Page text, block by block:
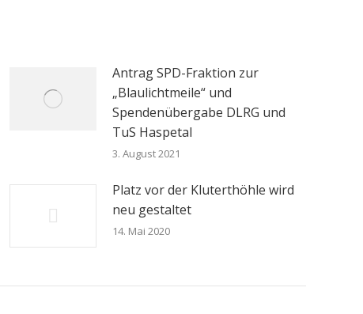
Antrag SPD-Fraktion zur
„Blaulichtmeile“ und
Spendenübergabe DLRG und
TuS Haspetal
3. August 2021
Platz vor der Kluterthöhle wird
neu gestaltet
14. Mai 2020